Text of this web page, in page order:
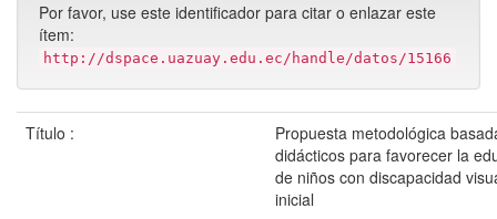
Por favor, use este identificador para citar o enlazar este
ítem:
http://dspace.uazuay.edu.ec/handle/datos/15166
Título :
Propuesta metodológica
didácticos para favorecer la
de niños con discapacidad
inicial